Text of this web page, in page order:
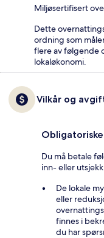
Miljøsertifisert
Dette
ordning som
flere av følgende
lokaløkonomi.
Vilkår og
Du må betale
inn- eller
De lokale
eller
finnes i
du har